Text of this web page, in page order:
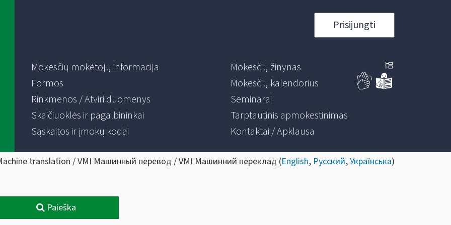
Prisijungti
Mokesčių mokėtojų informacija
Formos
Rinkmenos / Atviri duomenys
Skaičiuoklės ir pagalbininkai
Sąskaitos ir įmokų kodai
Mokesčių žinynas
Mokesčių kalendorius
Seminarai
Tarptautinis apmokestinimas
Kontaktai / Apklausa
translation / VMI Машинный перевод / VMI Машинний переклад (English, Русский,Українська)
Paieška